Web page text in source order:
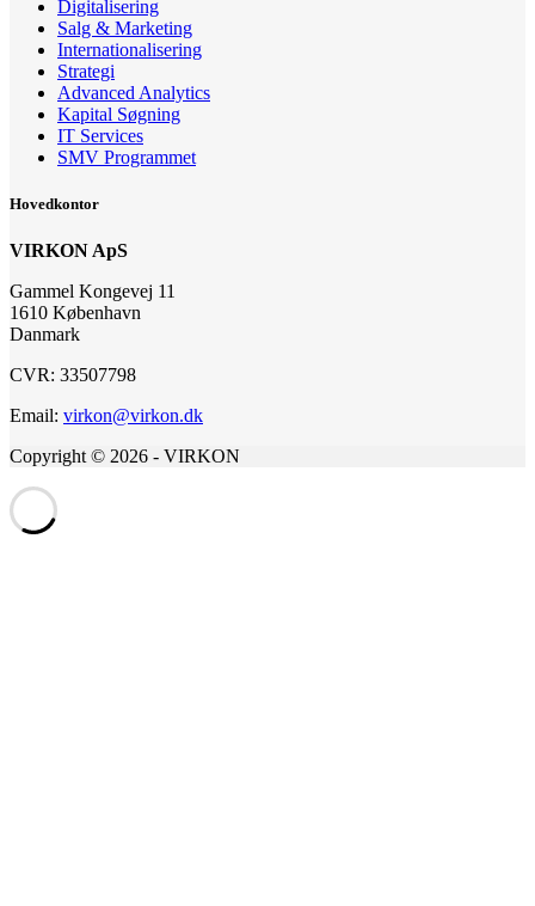
Digitalisering
Salg & Marketing
Internationalisering
Strategi
Advanced Analytics
Kapital Søgning
IT Services
SMV Programmet
Hovedkontor
VIRKON ApS
Gammel Kongevej 11
1610 København
Danmark
CVR: 33507798
Email: virkon@virkon.dk
Copyright © 2026 - VIRKON